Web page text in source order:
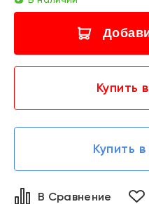
Купить
Купить
В Сравнение